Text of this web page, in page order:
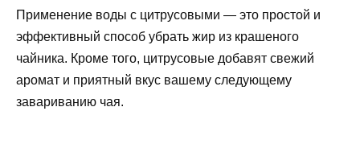
Применение воды с цитрусовыми — это простой и
эффективный способ убрать жир из крашеного
чайника. Кроме того, цитрусовые добавят свежий
аромат и приятный вкус вашему следующему
завариванию чая.